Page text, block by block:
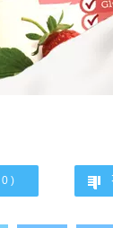
0 )